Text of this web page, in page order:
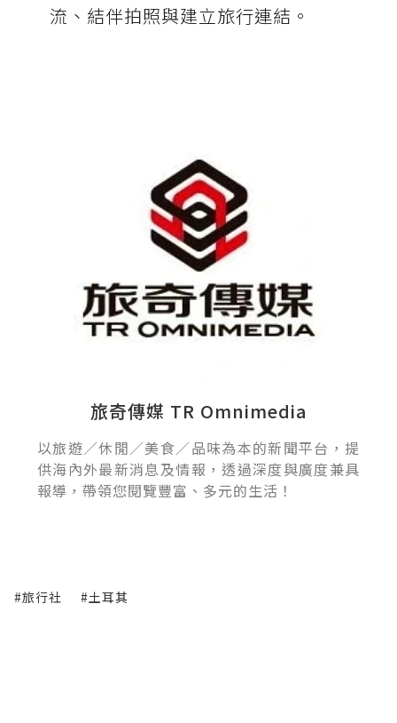
流、結伴拍照與建立旅行連結。
旅奇傳媒 TR Omnimedia
以旅遊／休閒／美食／品味為本的新聞平台，提
供海內外最新消息及情報，透過深度與廣度兼具
報導，帶領您閱覽豐富、多元的生活！
#旅行社 #土耳其